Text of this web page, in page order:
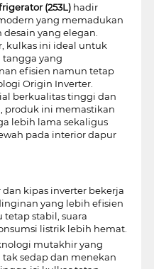
(253L)hadir
yang memadukan
yang elegan.
kulkas ini ideal untuk
tangga yang
efisien namun tetap
Origin Inverter.
berkualitas tinggi dan
produk ini memastikan
lebih lama sekaligus
pada interior dapur
kipas inverter bekerja
yang lebih efisien
tetap stabil, suara
listrik lebih hemat.
mutakhir yang
sedap dan menekan